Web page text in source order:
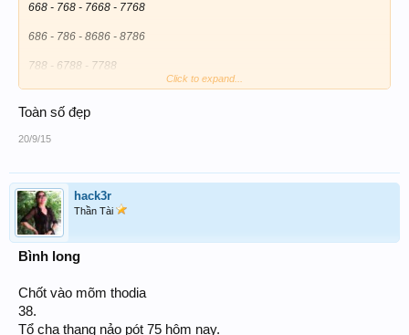
668 - 768 - 7668 - 7768
686 - 786 - 8686 - 8786
788 - 6788 - 7788
Click to expand...
Toàn số đẹp
20/9/15
hack3r
Thần Tài
Bình long
Chốt vào mõm thodia
38.
Tổ cha thang nảo pót 75 hộm nay.